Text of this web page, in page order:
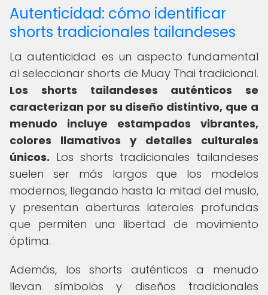
Autenticidad: cómo identificar
shorts tradicionales tailandeses
La autenticidad es un aspecto fundamental
al seleccionar shorts de Muay Thai tradicional.
Los shorts tailandeses auténticos se
caracterizan por su diseño distintivo, que a
menudo incluye estampados vibrantes,
colores llamativos y detalles culturales
únicos. Los shorts tradicionales tailandeses
suelen ser más largos que los modelos
modernos, llegando hasta la mitad del muslo,
y presentan aberturas laterales profundas
que permiten una libertad de movimiento
óptima.
Además, los shorts auténticos a menudo
llevan símbolos y diseños tradicionales